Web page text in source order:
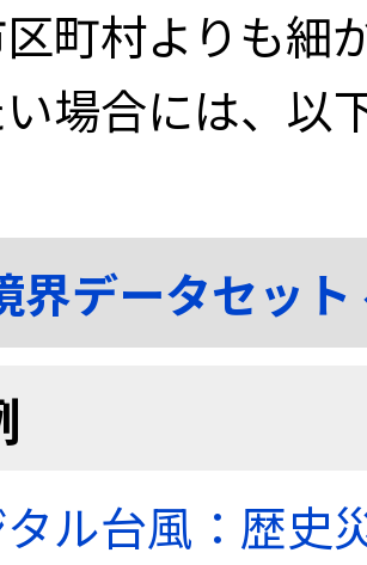
町村よりも細
場合には、以
界データセッ
ル台風：歴史